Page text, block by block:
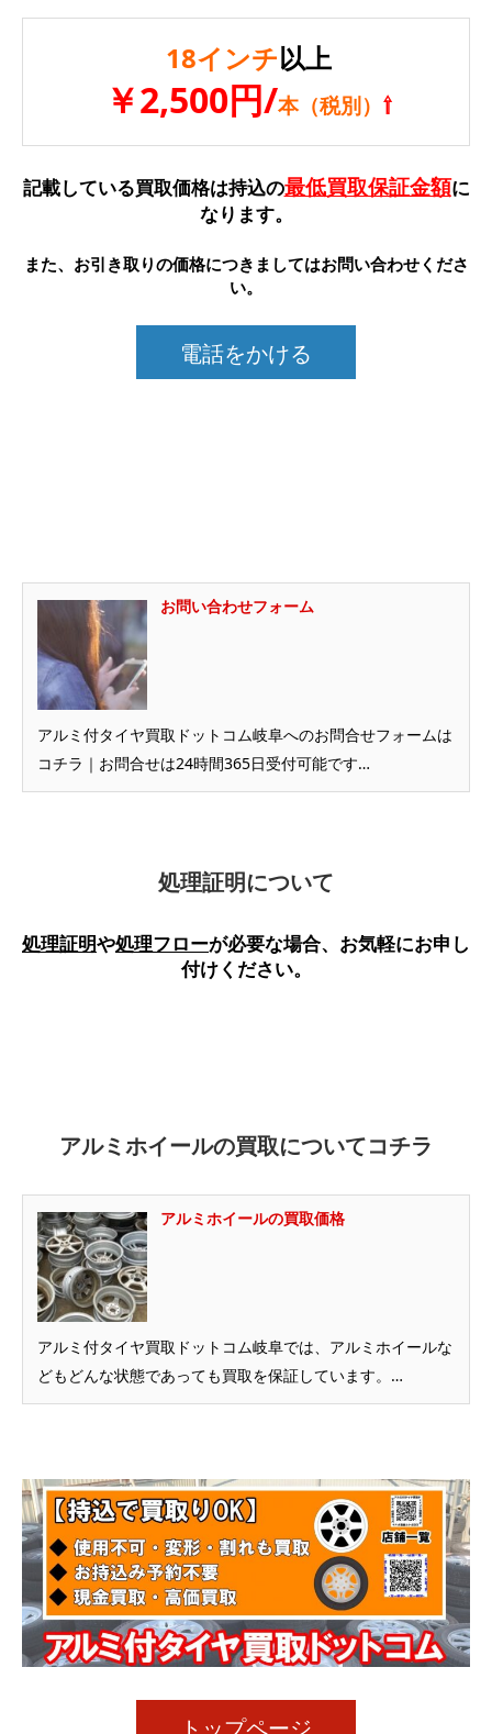
18インチ以上
￥2,500円/本（税別） ⇧
記載している買取価格は持込の最低買取保証金額に
なります。
また、お引き取りの価格につきましてはお問い合わせくださ
い。
電話をかける
お問い合わせフォーム
アルミ付タイヤ買取ドットコム岐阜へのお問合せフォームは
コチラ｜お問合せは24時間365日受付可能です…
処理証明について
処理証明や処理フローが必要な場合、お気軽にお申し
付けください。
アルミホイールの買取についてコチラ
アルミホイールの買取価格
アルミ付タイヤ買取ドットコム岐阜では、アルミホイールな
どもどんな状態であっても買取を保証しています。…